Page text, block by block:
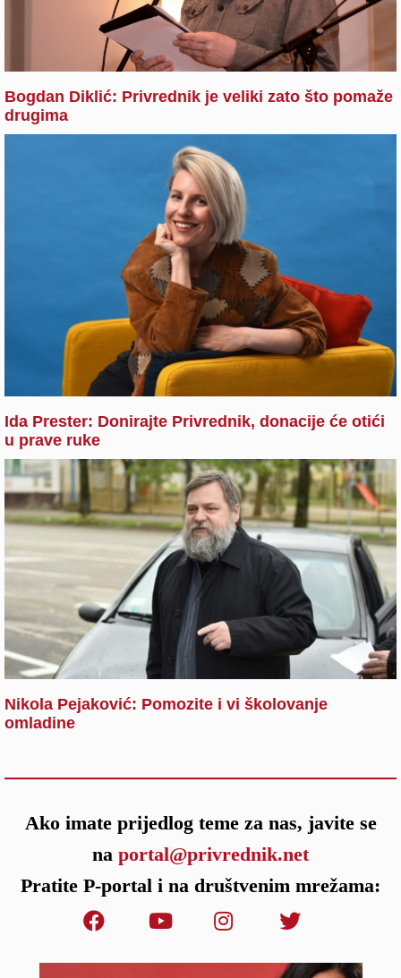
Bogdan Diklić: Privrednik je veliki zato što pomaže
drugima
Ida Prester: Donirajte Privrednik, donacije će otići
u prave ruke
Nikola Pejaković: Pomozite i vi školovanje
omladine
Ako imate prijedlog teme za nas, javite se
na portal@privrednik.net
Pratite P-portal i na društvenim mrežama: